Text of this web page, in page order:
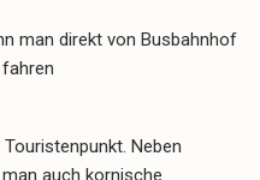
man direkt von Busbahnhof
fahren
Neben
auch kornische